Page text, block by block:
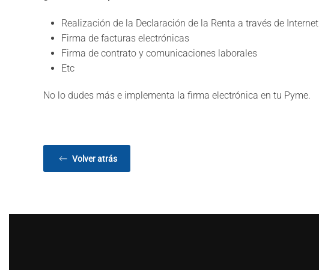
Realización de la Declaración de la Renta a través de Internet
Firma de facturas electrónicas
Firma de contrato y comunicaciones laborales
Etc
No lo dudes más e implementa la firma electrónica en tu Pyme.
Volver atrás